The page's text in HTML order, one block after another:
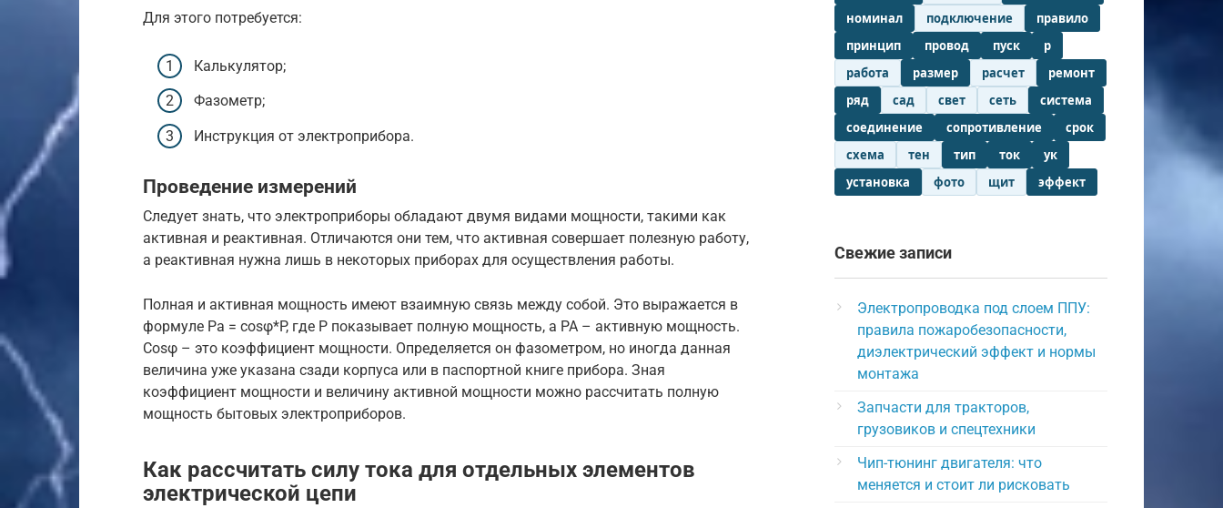
Для этого потребуется:
Калькулятор;
Фазометр;
Инструкция от электроприбора.
Проведение измерений
Следует знать, что электроприборы обладают двумя видами мощности, такими как
активная и реактивная. Отличаются они тем, что активная совершает полезную работу,
а реактивная нужна лишь в некоторых приборах для осуществления работы.
Полная и активная мощность имеют взаимную связь между собой. Это выражается в
формуле Ра = cosφ*P, где Р показывает полную мощность, а РА – активную мощность.
Cosφ – это коэффициент мощности. Определяется он фазометром, но иногда данная
величина уже указана сзади корпуса или в паспортной книге прибора. Зная
коэффициент мощности и величину активной мощности можно рассчитать полную
мощность бытовых электроприборов.
Как рассчитать силу тока для отдельных элементов
электрической цепи
номинал
подключение
правило
принцип
провод пуск
р
работа
размер расчет
ремонт
ряд
сад свет сеть
система
соединение
сопротивление
срок
схема
тен тип ток
ук
установка
фото щит эффект
Свежие записи
Электропроводка под слоем ППУ:
правила пожаробезопасности,
диэлектрический эффект и нормы
монтажа
Запчасти для тракторов,
грузовиков и спецтехники
Чип-тюнинг двигателя: что
меняется и стоит ли рисковать